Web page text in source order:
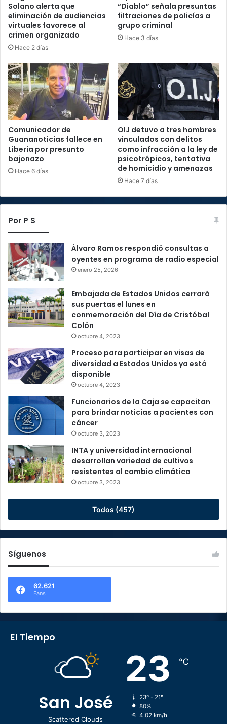
Solano alerta que
eliminación de audiencias
virtuales favorece al
crimen organizado
Hace 2 días
“Diablo” señala presuntas
filtraciones de policías a
grupo criminal
Hace 3 días
Comunicador de
Guananoticias fallece en
Liberia por presunto
bajonazo
Hace 6 días
OIJ detuvo a tres hombres
vinculados con delitos
como infracción a la ley de
psicotrópicos, tentativa
de homicidio y amenazas
Hace 7 días
Por P S
Álvaro Ramos respondió consultas a
oyentes en programa de radio especial
enero 25, 2026
Embajada de Estados Unidos cerrará
sus puertas el lunes en
conmemoración del Día de Cristóbal
Colón
octubre 4, 2023
Proceso para participar en visas de
diversidad a Estados Unidos ya está
disponible
octubre 4, 2023
Funcionarios de la Caja se capacitan
para brindar noticias a pacientes con
cáncer
octubre 3, 2023
INTA y universidad internacional
desarrollan variedad de cultivos
resistentes al cambio climático
octubre 3, 2023
Todos (457)
Síguenos
62.621
Fans
El Tiempo
San José
Scattered Clouds
23 ℃
23º - 21º
80%
4.02 km/h